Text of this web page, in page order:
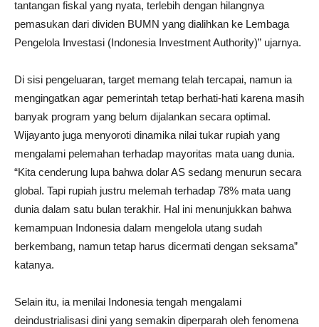
tantangan fiskal yang nyata, terlebih dengan hilangnya
pemasukan dari dividen BUMN yang dialihkan ke Lembaga
Pengelola Investasi (Indonesia Investment Authority)” ujarnya.
Di sisi pengeluaran, target memang telah tercapai, namun ia
mengingatkan agar pemerintah tetap berhati-hati karena masih
banyak program yang belum dijalankan secara optimal.
Wijayanto juga menyoroti dinamika nilai tukar rupiah yang
mengalami pelemahan terhadap mayoritas mata uang dunia.
“Kita cenderung lupa bahwa dolar AS sedang menurun secara
global. Tapi rupiah justru melemah terhadap 78% mata uang
dunia dalam satu bulan terakhir. Hal ini menunjukkan bahwa
kemampuan Indonesia dalam mengelola utang sudah
berkembang, namun tetap harus dicermati dengan seksama”
katanya.
Selain itu, ia menilai Indonesia tengah mengalami
deindustrialisasi dini yang semakin diperparah oleh fenomena